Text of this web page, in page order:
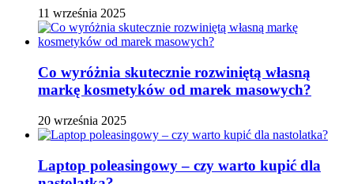
11 września 2025
Co wyróżnia skutecznie rozwiniętą własną
markę kosmetyków od marek masowych?
20 września 2025
Laptop poleasingowy – czy warto kupić dla